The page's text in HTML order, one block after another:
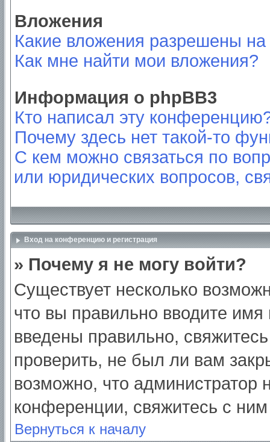
Вложения
Какие вложения разрешены
Как мне найти мои вложения?
Информация о phpBB3
Кто написал эту
Почему здесь нет такой-то
С кем можно связаться по
или юридических вопросов,
Вход на конференцию и регистрация
» Почему я не могу войти?
Существует несколько
что вы правильно вводите
введены правильно,
проверить, не был ли вам
возможно, что администратор
конференции, свяжитесь с
Вернуться к началу